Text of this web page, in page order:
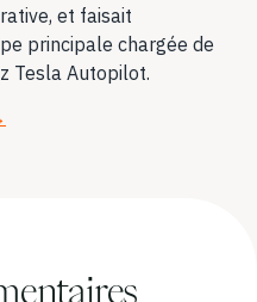
et faisait
principale chargée de
Tesla Autopilot.